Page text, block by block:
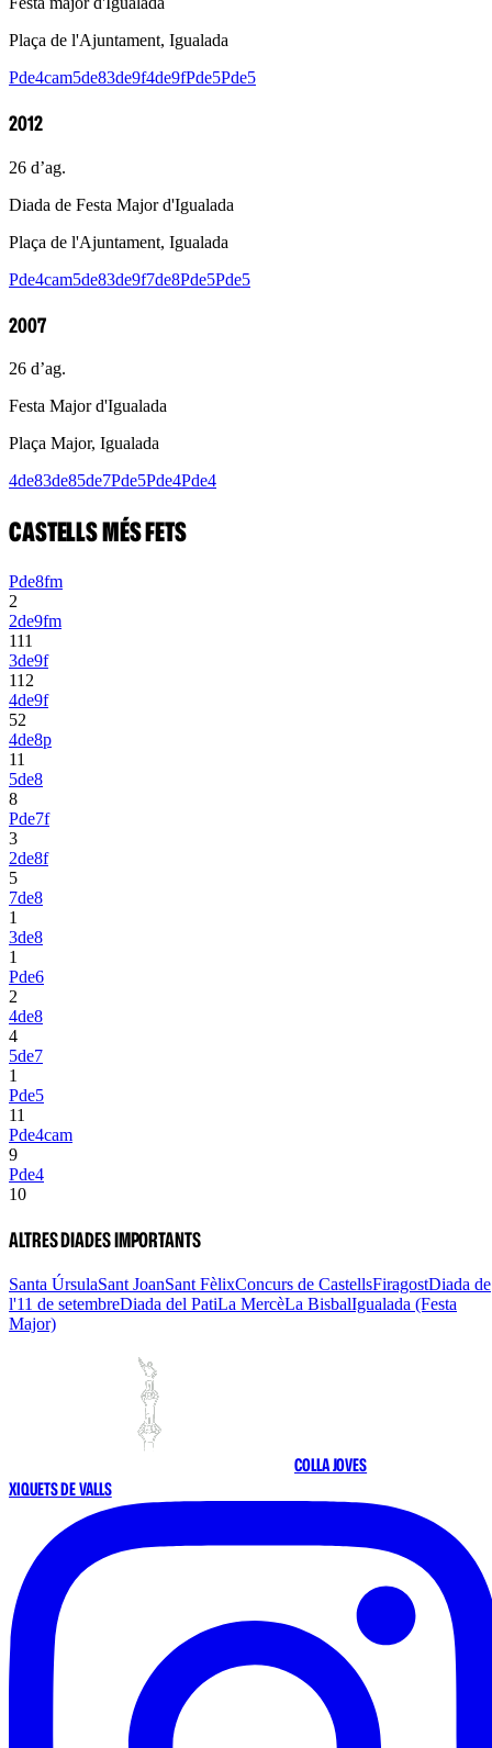
Plaça de l'Ajuntament, Igualada
Pde4cam5de83de9f4de9fPde5Pde5
2012
26 d’ag.
Diada de Festa Major d'Igualada
Plaça de l'Ajuntament, Igualada
Pde4cam5de83de9f7de8Pde5Pde5
2007
26 d’ag.
Festa Major d'Igualada
Plaça Major, Igualada
4de83de85de7Pde5Pde4Pde4
CASTELLS MÉS FETS
Pde8fm
2
2de9fm
111
3de9f
11 2
4de9f
52
4de8p
11
5de8
8
Pde7f
3
2de8f
5
7de8
1
3de8
1
Pde6
2
4de8
4
5de7
1
Pde5
11
Pde4cam
9
Pde4
10
ALTRES DIADES IMPORTANTS
Santa ÚrsulaSant JoanSant FèlixConcurs de CastellsFiragostDiada de
l'11 de setembreDiada del PatiLa MercèLa BisbalIgualada (Festa
Major)
COLLA JOVES
XIQUETS DE VALLS